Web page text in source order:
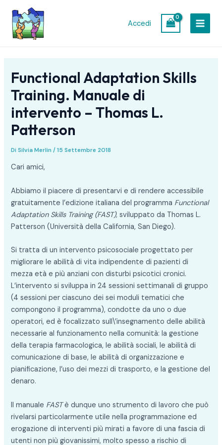
contenuto
Accedi
Functional Adaptation Skills
Training. Manuale di
intervento – Thomas L.
Patterson
DiSilvia Merlin/15 Settembre 2018
Cari amici,
Abbiamo il piacere di presentarvi e di rendere accessibile
gratuitamente l’edizione italiana del programma Functional
Adaptation Skills Training (FAST),sviluppato da Thomas L.
Patterson (Università della California, San Diego).
Si tratta di un intervento psicosociale progettato per
migliorare le abilità di vita indipendente di pazienti di
mezza età e più anziani con disturbi psicotici cronici.
L’intervento si sviluppa in 24 sessioni settimanali di gruppo
(4 sessioni per ciascuno dei sei moduli tematici che
compongono il programma), condotte da uno o due
operatori, ed è focalizzato sull\’insegnamento delle abilità
necessarie al funzionamento nella comunità: la gestione
della terapia farmacologica, le abilità sociali, le abilità di
comunicazione di base, le abilità di organizzazione e
pianificazione, l’uso dei mezzi di trasporto, e la gestione del
denaro.
Il manuale FASTè dunque uno strumento di lavoro che può
rivelarsi particolarmente utile nella programmazione ed
erogazione di interventi più mirati a favore di una fascia di
utenti non più giovanissimi, molto spesso a rischio di
Navigazione
articoli